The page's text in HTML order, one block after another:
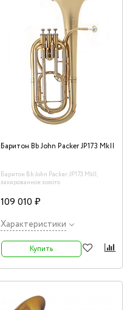
Баритон Bb John Packer JP173 MkII
Баритон Bb John Packer JP173 MkII,
лакированное золото
109 010 ₽
Характеристики
Купить